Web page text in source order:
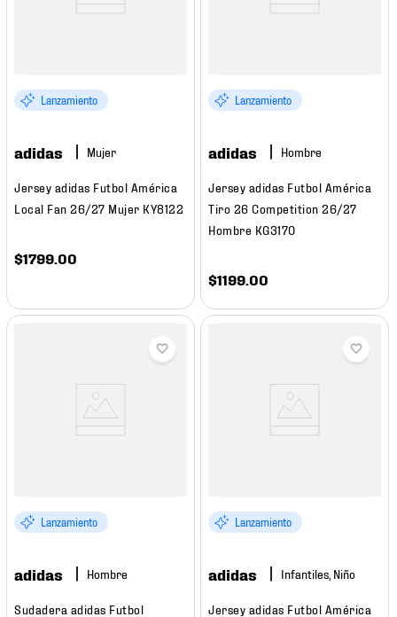
Lanzamiento
adidas Mujer
Jersey adidas Futbol América
Local Fan 26/27 Mujer KY8122
$1799 .00
Lanzamiento
adidas Hombre
Jersey adidas Futbol América
Tiro 26 Competition 26/27
Hombre KG3170
$1199 .00
Lanzamiento
adidas Hombre
Sudadera adidas Futbol
Lanzamiento
adidas Infantiles, Niño
Jersey adidas Futbol América